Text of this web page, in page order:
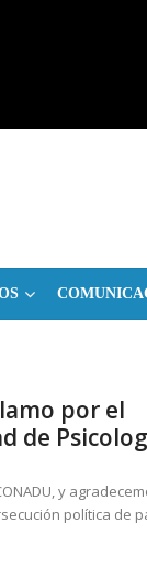
por el
de
y
política de